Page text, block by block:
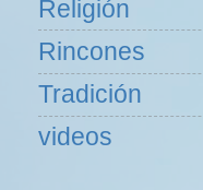
Religión
Rincones
Tradición
videos